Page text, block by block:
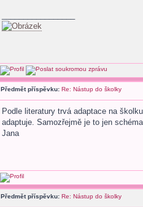
Předmět příspěvku: Re: Nástup do školky
Podle literatury trvá adaptace na
adaptuje. Samozřejmě je to jen
Jana
Předmět příspěvku: Re: Nástup do školky